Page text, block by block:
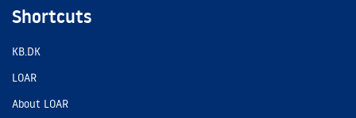
Shortcuts
KB.DK
LOAR
About LOAR